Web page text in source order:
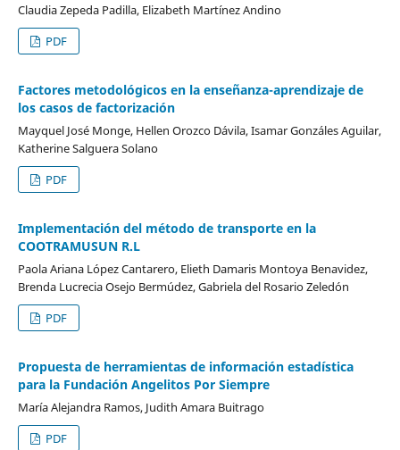
Claudia Zepeda Padilla, Elizabeth Martínez Andino
PDF
Factores metodológicos en la enseñanza-aprendizaje de
los casos de factorización
Mayquel José Monge, Hellen Orozco Dávila, Isamar Gonzáles Aguilar,
Katherine Salguera Solano
PDF
Implementación del método de transporte en la
COOTRAMUSUN R.L
Paola Ariana López Cantarero, Elieth Damaris Montoya Benavidez,
Brenda Lucrecia Osejo Bermúdez, Gabriela del Rosario Zeledón
PDF
Propuesta de herramientas de información estadística
para la Fundación Angelitos Por Siempre
María Alejandra Ramos, Judith Amara Buitrago
PDF